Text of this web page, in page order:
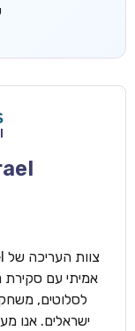
אמיתי עם סקירת
לסלוטים,
ישראלים. אנו